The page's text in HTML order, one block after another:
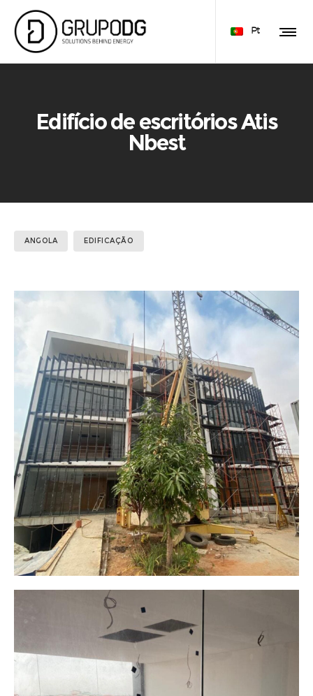
Pt
Edifício de escritórios Atis
Nbest
ANGOLA EDIFICAÇÃO